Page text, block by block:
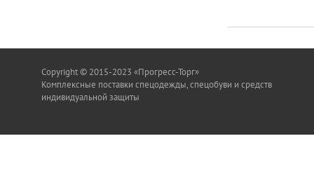
Copyright © 2015-2023 «Прогресс-Торг»
Комплексные поставки спецодежды, спецобуви и средств
индивидуальной защиты